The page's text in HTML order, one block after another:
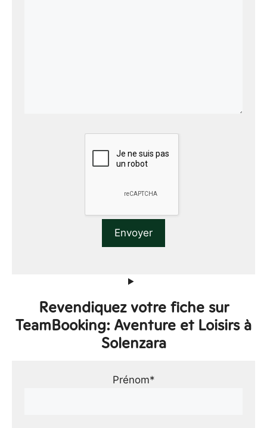
Revendiquez votre fiche sur
TeamBooking: Aventure et Loisirs à
Solenzara
Prénom*